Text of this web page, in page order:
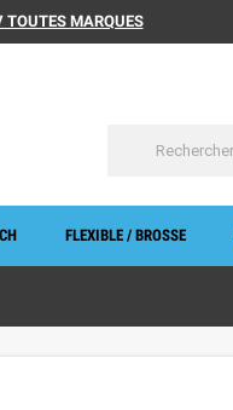
MARQUES
FLEXIBLE / BROSSE